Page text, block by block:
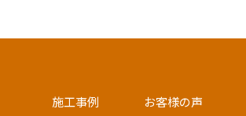
施工事例 お客様の声